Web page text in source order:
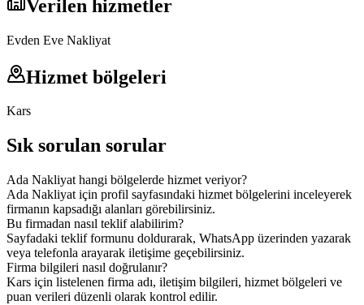
Verilen hizmetler
Evden Eve Nakliyat
Hizmet bölgeleri
Kars
Sık sorulan sorular
Ada Nakliyat hangi bölgelerde hizmet veriyor?
Ada Nakliyat için profil sayfasındaki hizmet bölgelerini inceleyerek
firmanın kapsadığı alanları görebilirsiniz.
Bu firmadan nasıl teklif alabilirim?
Sayfadaki teklif formunu doldurarak, WhatsApp üzerinden yazarak
veya telefonla arayarak iletişime geçebilirsiniz.
Firma bilgileri nasıl doğrulanır?
Kars için listelenen firma adı, iletişim bilgileri, hizmet bölgeleri ve
puan verileri düzenli olarak kontrol edilir.